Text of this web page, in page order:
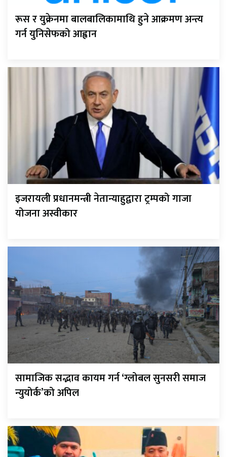
रूस र युक्रेनमा बालबालिकामाथि हुने आक्रमण अन्त्य
गर्न युनिसेफको आह्वान
इजरायली प्रधानमन्त्री नेतान्याहुद्वारा ट्रम्पको गाजा
योजना अस्वीकार
सामाजिक सद्भाव कायम गर्न ‘ग्लोबल सुनसरी समाज
न्युयोर्क’को अपिल